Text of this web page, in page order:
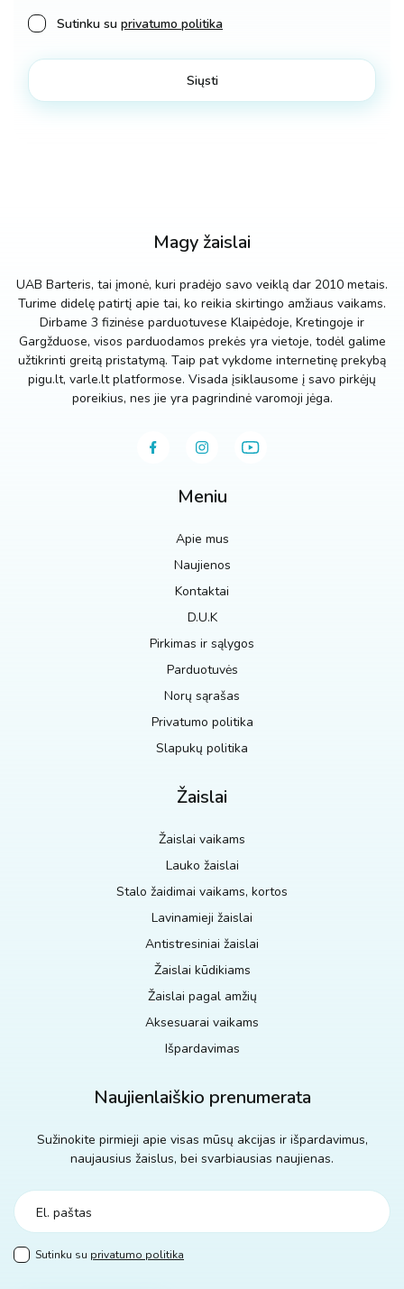
Sutinku su privatumo politika
Magy žaislai
UAB Barteris, tai įmonė, kuri pradėjo savo veiklą dar 2010 metais.
Turime didelę patirtį apie tai, ko reikia skirtingo amžiaus vaikams.
Dirbame 3 fizinėse parduotuvese Klaipėdoje, Kretingoje ir
Gargžduose, visos parduodamos prekės yra vietoje, todėl galime
užtikrinti greitą pristatymą. Taip pat vykdome internetinę prekybą
pigu.lt, varle.lt platformose. Visada įsiklausome į savo pirkėjų
poreikius, nes jie yra pagrindinė varomoji jėga.
Meniu
Apie mus
Naujienos
Kontaktai
D.U.K
Pirkimas ir sąlygos
Parduotuvės
Norų sąrašas
Privatumo politika
Slapukų politika
Žaislai
Žaislai vaikams
Lauko žaislai
Stalo žaidimai vaikams, kortos
Lavinamieji žaislai
Antistresiniai žaislai
Žaislai kūdikiams
Žaislai pagal amžių
Aksesuarai vaikams
Išpardavimas
Naujienlaiškio prenumerata
Sužinokite pirmieji apie visas mūsų akcijas ir išpardavimus,
naujausius žaislus, bei svarbiausias naujienas.
Sutinku su privatumo politika